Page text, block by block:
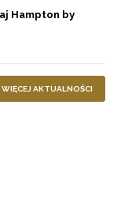
Hampton by
WIĘCEJ AKTUALNOŚCI